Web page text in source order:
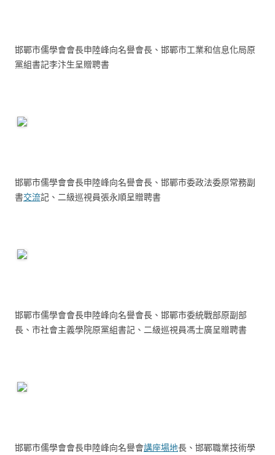
邯鄲市儒學會會長申陸峰向名譽會長、邯鄲市工業和信息化局原
黨組書記李汴生呈贈聘書
邯鄲市儒學會會長申陸峰向名譽會長、邯鄲市委政法委原常務副
書交流記、二級巡視員張永順呈贈聘書
邯鄲市儒學會會長申陸峰向名譽會長、邯鄲市委統戰部原副部
長、市社會主義學院原黨組書記、二級巡視員馮士廣呈贈聘書
邯鄲市儒學會會長申陸峰向名譽會講座場地長、邯鄲職業技術學